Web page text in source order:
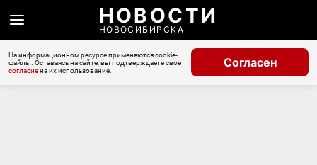
НОВОСТИ
НОВОСИБИРСКА
На информационном ресурсе применяются cookie-
файлы. Оставаясь на сайте, вы подтверждаете свое
согласиена их использование.
Согласен